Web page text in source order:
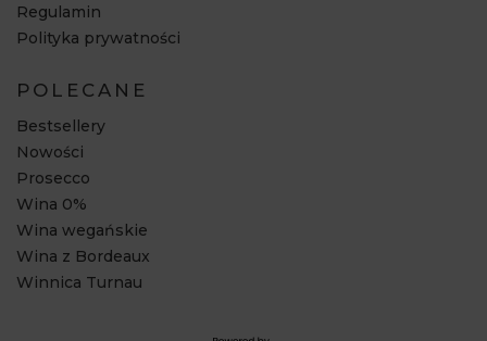
Regulamin
Polityka prywatności
POLECANE
Bestsellery
Nowości
Prosecco
Wina 0%
Wina wegańskie
Wina z Bordeaux
Winnica Turnau